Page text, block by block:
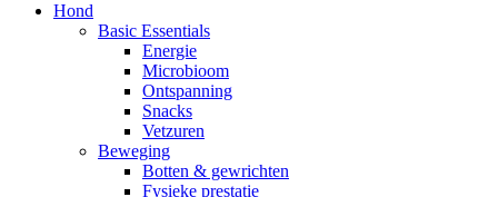
Hond
Basic Essentials
Energie
Microbioom
Ontspanning
Snacks
Vetzuren
Beweging
Botten & gewrichten
Fysieke prestatie